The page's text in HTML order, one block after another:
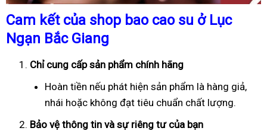
Cam kết của shop bao cao su ở Lục
Ngạn Bắc Giang
Chỉ cung cấp sản phẩm chính hãng
Hoàn tiền nếu phát hiện sản phẩm là hàng giả,
nhái hoặc không đạt tiêu chuẩn chất lượng.
Bảo vệ thông tin và sự riêng tư của bạn